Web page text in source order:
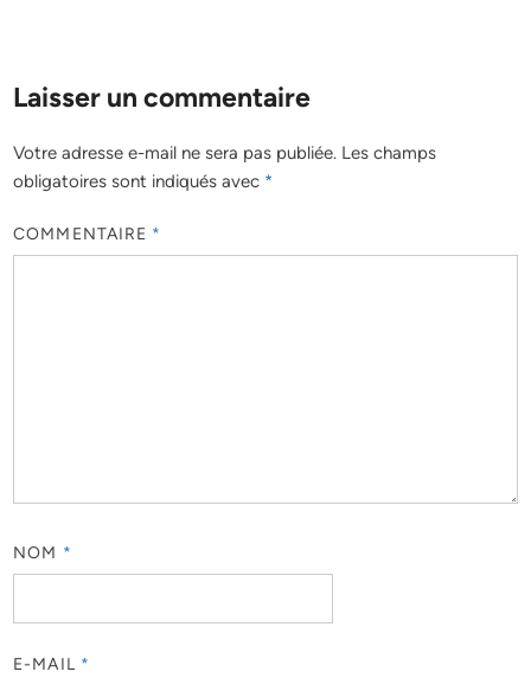
Laisser un commentaire
Votre adresse e-mail ne sera pas publiée. Les champs
obligatoires sont indiqués avec *
COMMENTAIRE *
NOM *
E-MAIL *